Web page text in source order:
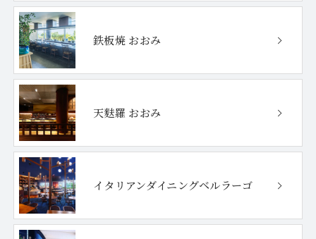
鉄板焼 おおみ
天麩羅 おおみ
イタリアンダイニングベルラーゴ